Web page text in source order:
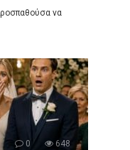
να
0 648